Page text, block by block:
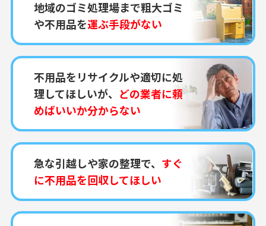
地域のゴミ処理場まで粗大ゴミ
や不用品を運ぶ手段がない
不用品をリサイクルや適切に処
理してほしいが、 どの業者に頼
めばいいか分からない
急な引越しや家の整理で、 すぐ
に不用品を回収してほしい